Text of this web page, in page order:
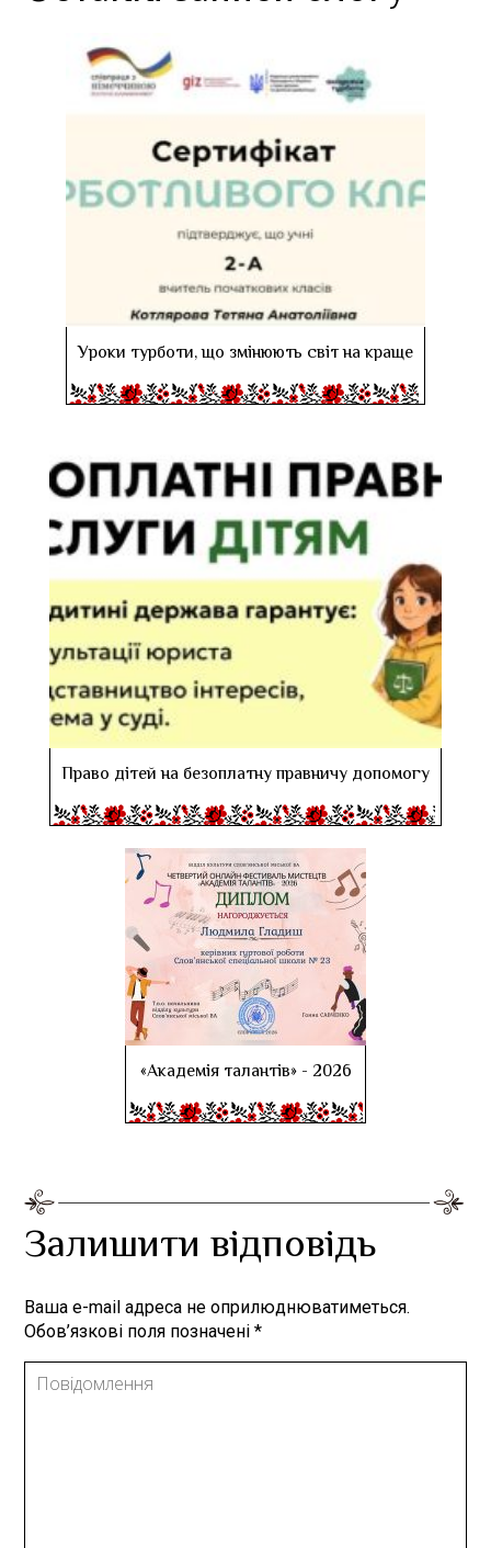
Уроки турботи, що змінюють світ на краще
Право дітей на безоплатну правничу допомогу
«Академія талантів» - 2026
Залишити відповідь
Ваша e-mail адреса не оприлюднюватиметься.
Обов’язкові поля позначені*